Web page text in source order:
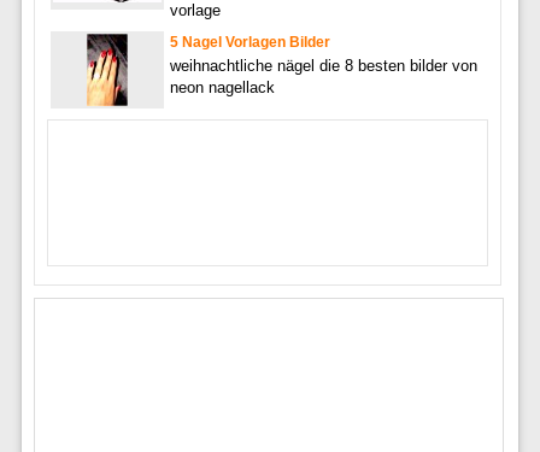
vorlage
5 Nagel Vorlagen Bilder
weihnachtliche nägel die 8 besten bilder von
neon nagellack